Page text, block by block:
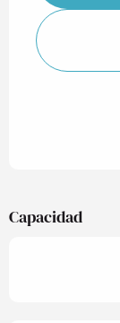
Capacidad